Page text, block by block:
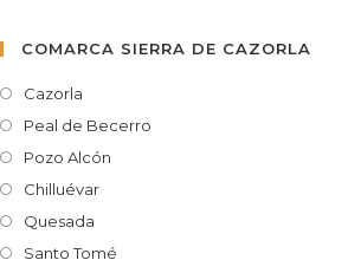
COMARCA SIERRA DE CAZORLA
Cazorla
Peal de Becerro
Pozo Alcón
Chilluévar
Quesada
Santo Tomé